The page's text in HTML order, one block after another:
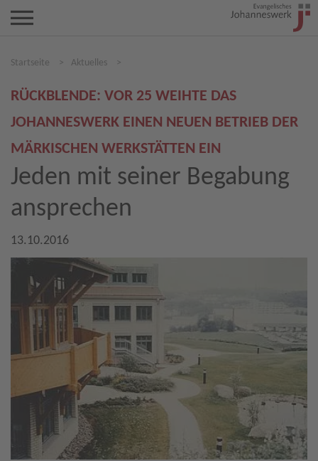
Startseite > Aktuelles >
RÜCKBLENDE: VOR 25 WEIHTE DAS
JOHANNESWERK EINEN NEUEN BETRIEB DER
MÄRKISCHEN WERKSTÄTTEN EIN
Jeden mit seiner Begabung
ansprechen
13.10.2016